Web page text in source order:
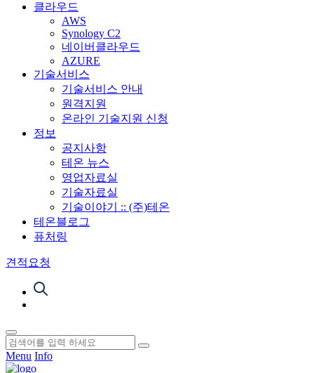
클라우드
AWS
Synology C2
네이버클라우드
AZURE
기술서비스
기술서비스 안내
원격지원
온라인 기술지원 신청
정보
공지사항
테온 뉴스
영업자료실
기술자료실
기술이야기 :: (주)테온
테온블로그
퓨처링
견적요청
Menu Info